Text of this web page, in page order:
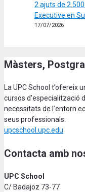
2 ajuts de
Executive en
17/07/2026
Màsters,
La UPC School
cursos d'especialització
necessitats de l’entorn
seus professionals.
upcschool.upc.edu
Contacta amb
UPC School
C/ Badajoz 73-77